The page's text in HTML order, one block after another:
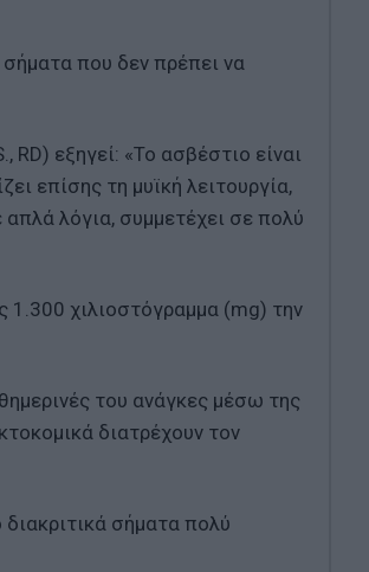
που δεν πρέπει να
εξηγεί: «Το ασβέστιο είναι
επίσης τη μυϊκή λειτουργία,
λόγια, συμμετέχει σε πολύ
1.300 χιλιοστόγραμμα (mg) την
του ανάγκες μέσω της
διατρέχουν τον
σήματα πολύ